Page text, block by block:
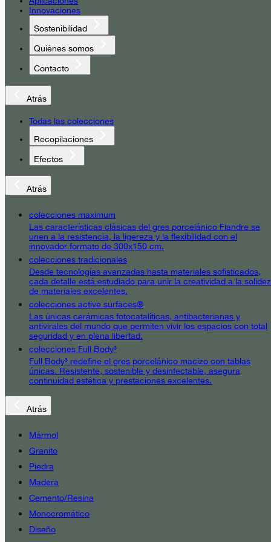
Innovaciones
Sostenibilidad
Quiénes somos
Contacto
Atrás
Todas las colecciones
Recopilaciones
Efectos
Atrás
colecciones maximum
Las características clásicas del gres porcelánico Fiandre se
unen a la resistencia, la ligereza y la flexibilidad con el
innovador formato de 300x150 cm.
colecciones tradicionales
Desde tecnologías avanzadas hasta materiales sofisticados,
cada detalle está estudiado para unir la creatividad a la solidez
de materiales excelentes.
colecciones active surfaces®
Las únicas cerámicas fotocatalíticas, antibacterianas y
antivirales del mundo que permiten vivir los espacios con total
seguridad y en plena libertad.
colecciones Full Body³
Full Body³ redefine el gres porcelánico macizo con tablas
únicas. Resistente, sostenible y desinfectable, asegura
continuidad estética y prestaciones excelentes.
Atrás
Mármol
Granito
Piedra
Madera
Cemento/Resina
Monocromático
Diseño